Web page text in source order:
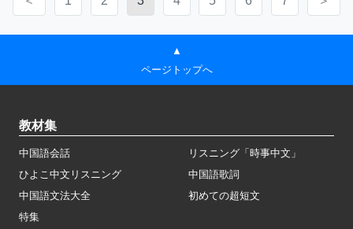
▲
ページトップへ
教材集
中国語会話
リスニング「時事中文」
ひよこ中文リスニング
中国語歌詞
中国語文法大全
初めての超短文
特集